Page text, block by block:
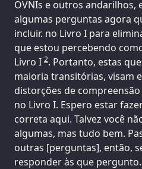
OVNIs e outros andarilhos,
algumas perguntas agora
incluir. no Livro I para
que estou percebendo
Livro I 2. Portanto, estas
maioria transitórias, visam
distorções de
no Livro I. Espero estar
correta aqui. Talvez você
algumas, mas tudo bem.
outras [perguntas], então,
responder às que pergunto.